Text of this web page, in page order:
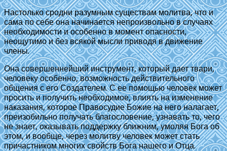
Настолько сродни разумным существам молитва, что и
сама по себе она начинается непроизвольно в случаях
необходимости и особенно в момент опасности,
неощутимо и без всякой мысли приводя в движение
члены.
Она совершеннейший инструмент, который дает твари,
человеку особенно, возможность действительного
общения с его Создателем. С ее помощью человек может
просить и получить необходимое, влиять на изменение
наказания, которое Правосудие Божие на него налагает,
преизобильно получать благословение, узнавать то, чего
не знает, оказывать поддержку ближним, умоляя Бога об
этом, и вообще, через молитву человек может стать
причастником многих свойств Бога нашего и Отца.